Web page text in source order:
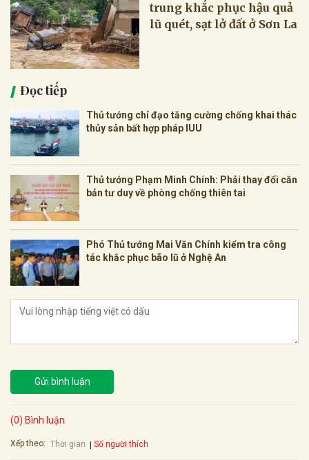
trung khắc phục hậu quả
lũ quét, sạt lở đất ở Sơn La
Đọc tiếp
Thủ tướng chỉ đạo tăng cường chống khai thác
thủy sản bất hợp pháp IUU
Thủ tướng Phạm Minh Chính: Phải thay đổi căn
bản tư duy về phòng chống thiên tai
Phó Thủ tướng Mai Văn Chính kiểm tra công
tác khắc phục bão lũ ở Nghệ An
Gửi bình luận
(0) Bình luận
Xếp theo: Thời gian Số người thích